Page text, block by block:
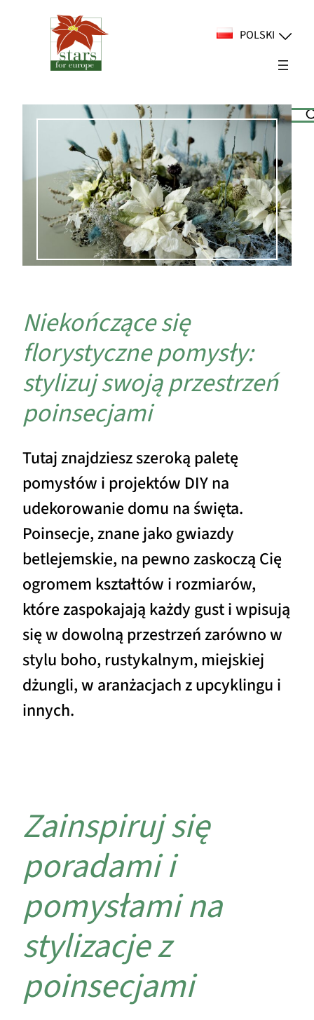
POLSKI
Suchen
Niekończące się
florystyczne pomysły:
stylizuj swoją przestrzeń
poinsecjami
Tutaj znajdziesz szeroką paletę
pomysłów i projektów DIY na
udekorowanie domu na święta.
Poinsecje, znane jako gwiazdy
betlejemskie, na pewno zaskoczą Cię
ogromem kształtów i rozmiarów,
które zaspokajają każdy gust i wpisują
się w dowolną przestrzeń zarówno w
stylu boho, rustykalnym, miejskiej
dżungli, w aranżacjach z upcyklingu i
innych.
Zainspiruj się
poradami i
pomysłami na
stylizacje z
poinsecjami